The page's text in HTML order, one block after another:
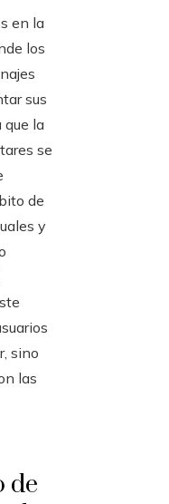
en la
los
sus
que la
se
de
y
sino
las
de